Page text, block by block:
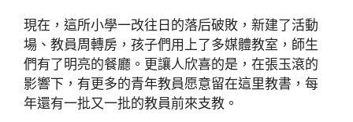
現在，這所小學一改往日的落后破敗，新建了活動
場、教員周轉房，孩子們用上了多媒體教室，師生
們有了明亮的餐廳。更讓人欣喜的是，在張玉滾的
影響下，有更多的青年教員愿意留在這里教書，每
年還有一批又一批的教員前來支教。